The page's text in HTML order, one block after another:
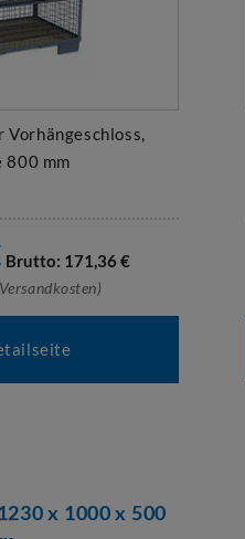
800 mm
Brutto: 171,36€
x 1000 x 500